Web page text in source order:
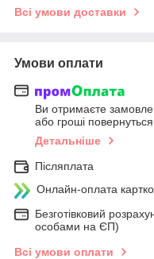
Всі умови доставки
Умови оплати
Ви отримаєте
або гроші
Детальніше
Післяплата
Онлайн-оплата
Безготівковий
особами на ЄП)
Всі умови оплати